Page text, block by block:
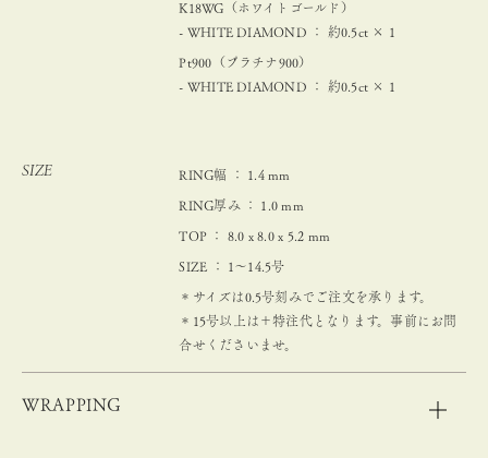
K18WG（ホワイトゴールド）
- WHITE DIAMOND ： 約0.5ct × 1
Pt900（プラチナ900）
- WHITE DIAMOND ： 約0.5ct × 1
SIZE RING幅 ： 1.4 mm
RING厚み ： 1.0 mm
TOP ： 8.0 x 8.0 x 5.2 mm
SIZE ： 1～14.5号
＊サイズは0.5号刻みでご注文を承ります。
＊15号以上は＋特注代となります。事前にお問
合せくださいませ。
WRAPPING